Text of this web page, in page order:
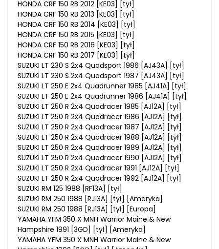
HONDA CRF 150 RB 2012 [KE03] [tył]
HONDA CRF 150 RB 2013 [KE03] [tył]
HONDA CRF 150 RB 2014 [KE03] [tył]
HONDA CRF 150 RB 2015 [KE03] [tył]
HONDA CRF 150 RB 2016 [KE03] [tył]
HONDA CRF 150 RB 2017 [KE03] [tył]
SUZUKI LT 230 S 2x4 Quadsport 1986 [AJ43A] [tył]
SUZUKI LT 230 S 2x4 Quadsport 1987 [AJ43A] [tył]
SUZUKI LT 250 E 2x4 Quadrunner 1985 [AJ41A] [tył]
SUZUKI LT 250 E 2x4 Quadrunner 1986 [AJ41A] [tył]
SUZUKI LT 250 R 2x4 Quadracer 1985 [AJ12A] [tył]
SUZUKI LT 250 R 2x4 Quadracer 1986 [AJ12A] [tył]
SUZUKI LT 250 R 2x4 Quadracer 1987 [AJ12A] [tył]
SUZUKI LT 250 R 2x4 Quadracer 1988 [AJ12A] [tył]
SUZUKI LT 250 R 2x4 Quadracer 1989 [AJ12A] [tył]
SUZUKI LT 250 R 2x4 Quadracer 1990 [AJ12A] [tył]
SUZUKI LT 250 R 2x4 Quadracer 1991 [AJ12A] [tył]
SUZUKI LT 250 R 2x4 Quadracer 1992 [AJ12A] [tył]
SUZUKI RM 125 1988 [RF13A] [tył]
SUZUKI RM 250 1988 [RJ13A] [tył] [Ameryka]
SUZUKI RM 250 1988 [RJ13A] [tył] [Europa]
YAMAHA YFM 350 X MNH Warrior Maine & New
Hampshire 1991 [3GD] [tył] [Ameryka]
YAMAHA YFM 350 X MNH Warrior Maine & New